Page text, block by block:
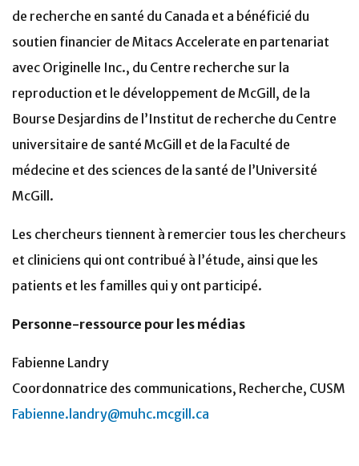
de recherche en santé du Canada et a bénéficié du
soutien financier de Mitacs Accelerate en partenariat
avec Originelle Inc., du Centre recherche sur la
reproduction et le développement de McGill, de la
Bourse Desjardins de l’Institut de recherche du Centre
universitaire de santé McGill et de la Faculté de
médecine et des sciences de la santé de l’Université
McGill.
Les chercheurs tiennent à remercier tous les chercheurs
et cliniciens qui ont contribué à l’étude, ainsi que les
patients et les familles qui y ont participé.
Personne-ressource pour les médias
Fabienne Landry
Coordonnatrice des communications, Recherche, CUSM
Fabienne.landry@muhc.mcgill.ca